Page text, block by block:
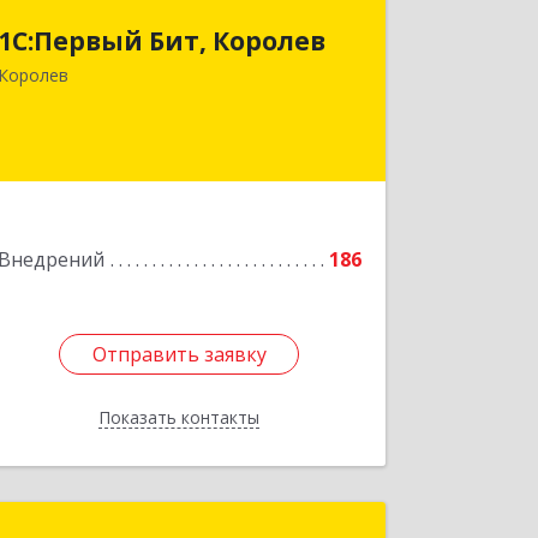
1С:Первый Бит, Королев
Королев
Внедрений 186
Отправить заявку
Показать контакты
141070, Московская обл, Королев г,
Болдырева ул, дом № 1, пом.60в
Отправить заявку
Назад